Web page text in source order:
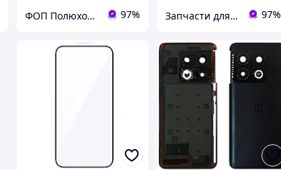
ФОП Полюхович Л.Г. 97% Запчасти для мобильных телефонов 97%